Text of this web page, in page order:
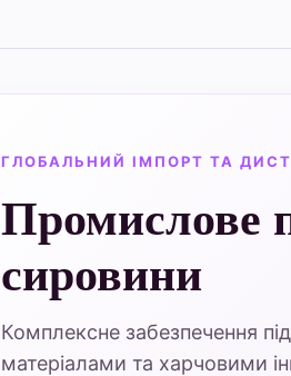
ГЛОБАЛЬНИЙ ІМПОРТ ТА
Промислове
сировини
Комплексне забезпечення
матеріалами та харчовими